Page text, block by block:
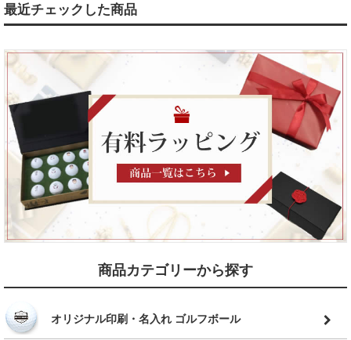
最近チェックした商品
商品カテゴリーから探す
オリジナル印刷・名入れ ゴルフボール